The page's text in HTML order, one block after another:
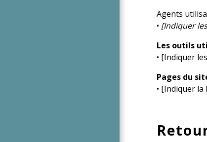
Agents
• [Indiquer
Les outils
• [Indiquer
Pages du
• [Indiquer